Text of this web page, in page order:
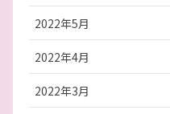
2022年5月
2022年4月
2022年3月